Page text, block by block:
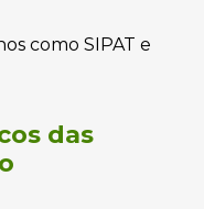
como SIPAT e
das